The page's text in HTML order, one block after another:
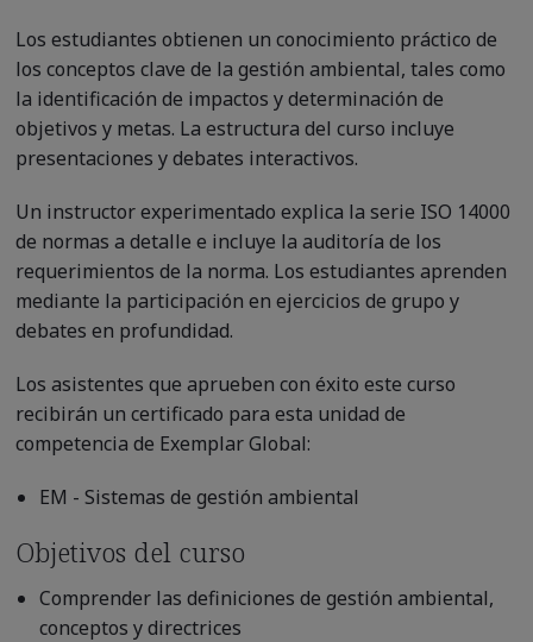
Los estudiantes obtienen un conocimiento práctico de
los conceptos clave de la gestión ambiental, tales como
la identificación de impactos y determinación de
objetivos y metas. La estructura del curso incluye
presentaciones y debates interactivos.
Un instructor experimentado explica la serie ISO 14000
de normas a detalle e incluye la auditoría de los
requerimientos de la norma. Los estudiantes aprenden
mediante la participación en ejercicios de grupo y
debates en profundidad.
Los asistentes que aprueben con éxito este curso
recibirán un certificado para esta unidad de
competencia de Exemplar Global:
EM - Sistemas de gestión ambiental
Objetivos del curso
Comprender las definiciones de gestión ambiental,
conceptos y directrices